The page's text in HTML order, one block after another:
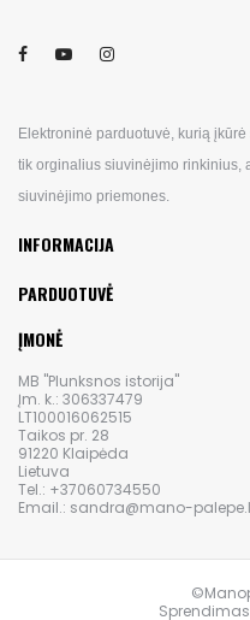
Elektroninė parduotuvė, kurią
tik orginalius siuvinėjimo rinkinius,
siuvinėjimo priemones.
INFORMACIJA
PARDUOTUVĖ
ĮMONĖ
MB "Plunksnos istorija"
Įm. k.: 306337479
LT100016062515
Taikos pr. 28
91220 Klaipėda
Lietuva
Tel.: +37060734550
Email.: sandra@mano-